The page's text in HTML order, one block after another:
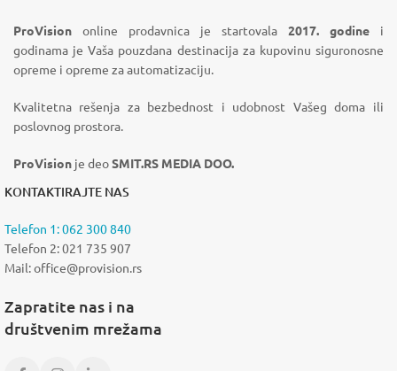
ProVision online prodavnica je startovala 2017. godine i
godinama je Vaša pouzdana destinacija za kupovinu siguronosne
opreme i opreme za automatizaciju.
Kvalitetna rešenja za bezbednost i udobnost Vašeg doma ili
poslovnog prostora.
ProVision je deoSMIT.RS MEDIA DOO.
KONTAKTIRAJTE NAS
Telefon 1: 062 300 840
Telefon 2: 021 735 907
Mail: office@provision.rs
Zapratite nas i na
društvenim mrežama